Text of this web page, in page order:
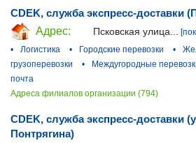
CDEK, служба экспресс-доставки
Адрес:
Псковская улица...
•
Логистика • Городские перевозки •
грузоперевозки
• Междугородные
почта
Адреса филиалов организации (794)
CDEK, служба экспресс-доставки
Понтрягина)